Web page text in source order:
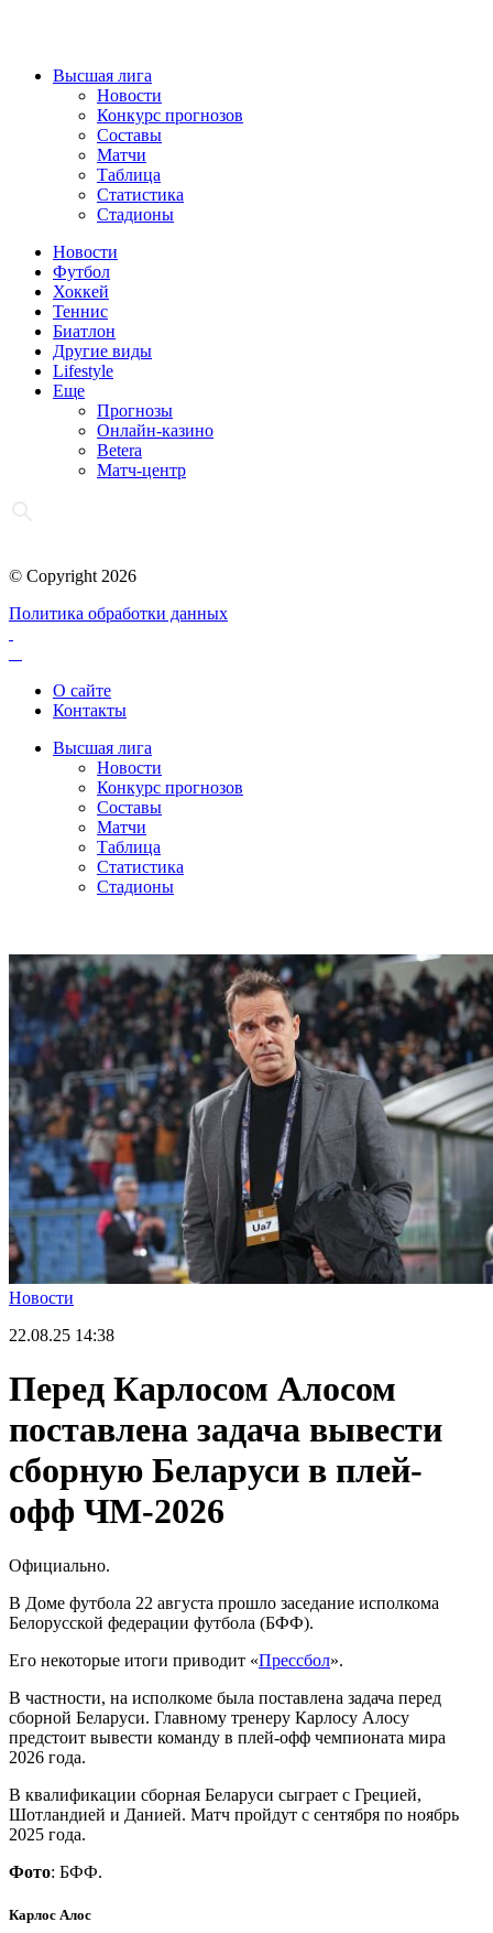
Высшая лига
Новости
Конкурс прогнозов
Составы
Матчи
Таблица
Статистика
Стадионы
Новости
Футбол
Хоккей
Теннис
Биатлон
Другие виды
Lifestyle
Еще
Прогнозы
Онлайн-казино
Betera
Матч-центр
© Copyright 2026
Политика обработки данных
О сайте
Контакты
Высшая лига
Новости
Конкурс прогнозов
Составы
Матчи
Таблица
Статистика
Стадионы
Новости
22.08.25 14:38
Перед Карлосом Алосом
поставлена задача вывести
сборную Беларуси в плей-
офф ЧМ-2026
Официально.
В Доме футбола 22 августа прошло заседание исполкома
Белорусской федерации футбола (БФФ).
Его некоторые итоги приводит «Прессбол».
В частности, на исполкоме была поставлена задача перед
сборной Беларуси. Главному тренеру Карлосу Алосу
предстоит вывести команду в плей-офф чемпионата мира
2026 года.
В квалификации сборная Беларуси сыграет с Грецией,
Шотландией и Данией. Матч пройдут с сентября по ноябрь
2025 года.
Фото: БФФ.
Карлос Алос